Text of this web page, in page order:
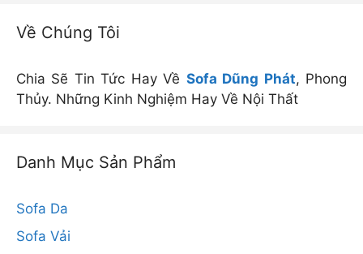
Về Chúng Tôi
Chia Sẽ Tin Tức Hay Về Sofa Dũng Phát, Phong
Thủy. Những Kinh Nghiệm Hay Về Nội Thất
Danh Mục Sản Phẩm
Sofa Da
Sofa Vải